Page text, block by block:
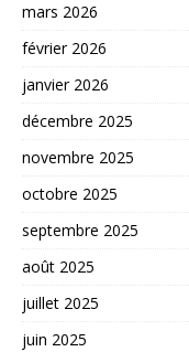
mars 2026
février 2026
janvier 2026
décembre 2025
novembre 2025
octobre 2025
septembre 2025
août 2025
juillet 2025
juin 2025